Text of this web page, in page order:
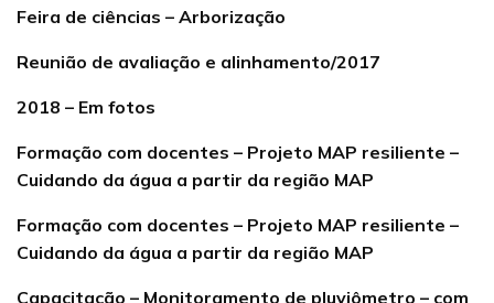
Feira de ciências – Arborização
Reunião de avaliação e alinhamento/2017
2018 – Em fotos
Formação com docentes – Projeto MAP resiliente –
Cuidando da água a partir da região MAP
Formação com docentes – Projeto MAP resiliente –
Cuidando da água a partir da região MAP
Capacitação – Monitoramento de pluviômetro – com